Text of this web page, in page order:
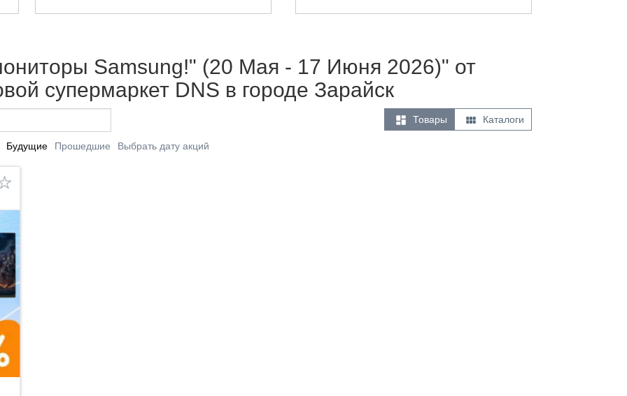
Samsung!" (20 Мая - 17 Июня 2026)" от
супермаркет DNS в городе Зарайск
 Товары  Каталоги
Будущие Прошедшие Выбрать дату акций